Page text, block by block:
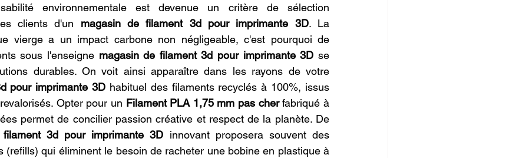
environnementale est devenue un critère de sélection
clients d'un magasin de filament 3d pour imprimante 3D. La
vierge a un impact carbone non négligeable, c'est pourquoi de
sous l'enseigne magasin de filament 3d pour imprimante 3D se
pour imprimante 3D habituel des filaments recyclés à 100%, issus
Opter pour un Filament PLA 1,75 mm pas cher fabriqué à
permet de concilier passion créative et respect de la planète. De
3d pour imprimante 3D innovant proposera souvent des
(refills) qui éliminent le besoin de racheter une bobine en plastique à